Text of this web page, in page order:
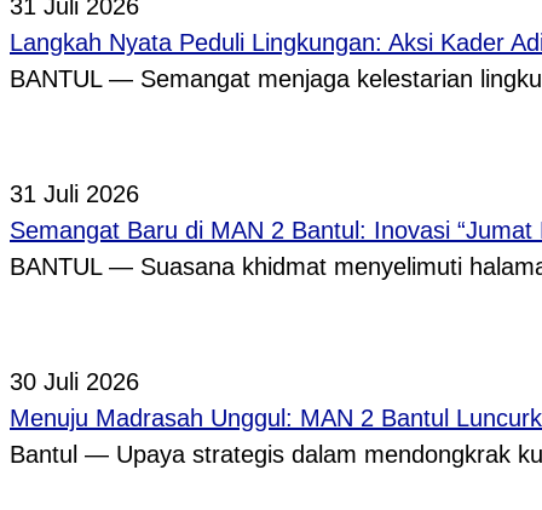
31 Juli 2026
Langkah Nyata Peduli Lingkungan: Aksi Kader
BANTUL — Semangat menjaga kelestarian
31 Juli 2026
Semangat Baru di MAN 2 Bantul: Inovasi
BANTUL — Suasana khidmat menyelimuti
30 Juli 2026
Menuju Madrasah Unggul: MAN 2 Bantul
Bantul — Upaya strategis dalam mendongkrak